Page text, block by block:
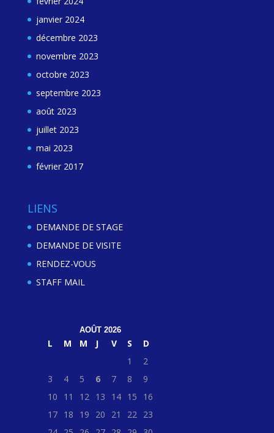
janvier 2024
décembre 2023
novembre 2023
octobre 2023
septembre 2023
août 2023
juillet 2023
mai 2023
février 2017
LIENS
DEMANDE DE STAGE
DEMANDE DE VISITE
RENDEZ-VOUS
STAFF MAIL
AOÛT 2026
L M M J V S
D
1
2
3
4 5 6 7 8
9
10
11 12 13 14 15
16
17 18 19 20 21 22
23